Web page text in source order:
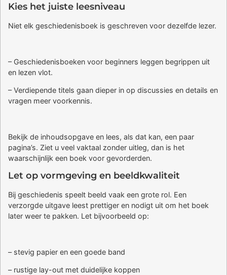
Kies het juiste leesniveau
Niet elk geschiedenisboek is geschreven voor dezelfde lezer.
– Geschiedenisboeken voor beginners leggen begrippen uit
en lezen vlot.
– Verdiepende titels gaan dieper in op discussies en details en
vragen meer voorkennis.
Bekijk de inhoudsopgave en lees, als dat kan, een paar
pagina’s. Ziet u veel vaktaal zonder uitleg, dan is het
waarschijnlijk een boek voor gevorderden.
Let op vormgeving en beeldkwaliteit
Bij geschiedenis speelt beeld vaak een grote rol. Een
verzorgde uitgave leest prettiger en nodigt uit om het boek
later weer te pakken. Let bijvoorbeeld op:
– stevig papier en een goede band
– rustige lay-out met duidelijke koppen